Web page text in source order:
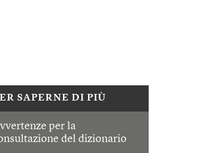
SAPERNE DI PIÙ
per la
del dizionario